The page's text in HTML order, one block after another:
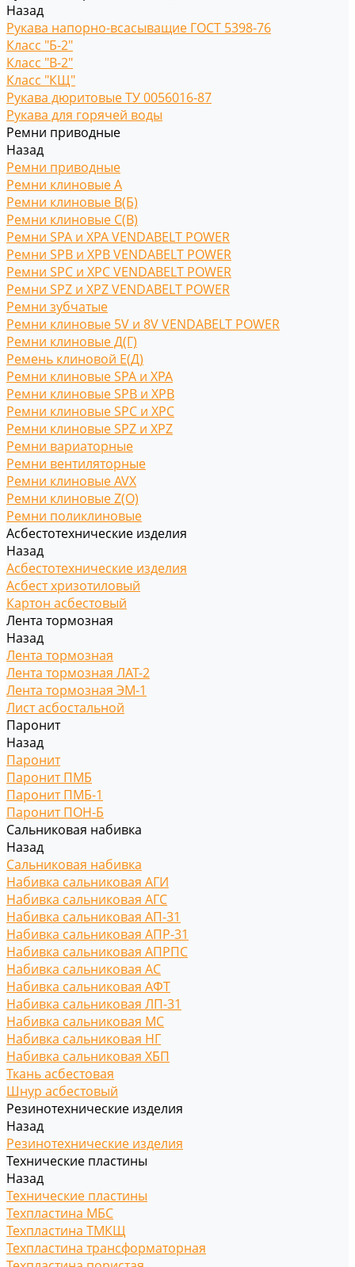
Назад
Рукава напорно-всасыващие ГОСТ 5398-76
Класс "Б-2"
Класс "В-2"
Класс "КЩ"
Рукава дюритовые ТУ 0056016-87
Рукава для горячей воды
Ремни приводные
Назад
Ремни приводные
Ремни клиновые A
Ремни клиновые В(Б)
Ремни клиновые С(B)
Ремни SPA и XPA VENDABELT POWER
Ремни SPB и XPB VENDABELT POWER
Ремни SPC и XPC VENDABELT POWER
Ремни SPZ и XPZ VENDABELT POWER
Ремни зубчатые
Ремни клиновые 5V и 8V VENDABELT POWER
Ремни клиновые Д(Г)
Ремень клиновой Е(Д)
Ремни клиновые SPA и XPA
Ремни клиновые SPB и XPB
Ремни клиновые SPC и XPC
Ремни клиновые SPZ и XPZ
Ремни вариаторные
Ремни вентиляторные
Ремни клиновые AVX
Ремни клиновые Z(O)
Ремни поликлиновые
Асбестотехнические изделия
Назад
Асбестотехнические изделия
Асбест хризотиловый
Картон асбестовый
Лента тормозная
Назад
Лента тормозная
Лента тормозная ЛАТ-2
Лента тормозная ЭМ-1
Лист асбостальной
Паронит
Назад
Паронит
Паронит ПМБ
Паронит ПМБ-1
Паронит ПОН-Б
Сальниковая набивка
Назад
Сальниковая набивка
Набивка сальниковая АГИ
Набивка сальниковая АГС
Набивка сальниковая АП-31
Набивка сальниковая АПР-31
Набивка сальниковая АПРПС
Набивка сальниковая АС
Набивка сальниковая АФТ
Набивка сальниковая ЛП-31
Набивка сальниковая МС
Набивка сальниковая НГ
Набивка сальниковая ХБП
Ткань асбестовая
Шнур асбестовый
Резинотехнические изделия
Назад
Резинотехнические изделия
Технические пластины
Назад
Технические пластины
Техпластина МБС
Техпластина ТМКЩ
Техпластина трансформаторная